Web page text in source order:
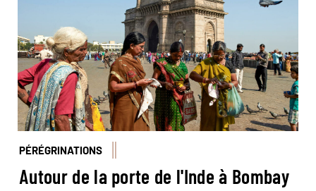
PÉRÉGRINATIONS
Autour de la porte de l'Inde à Bombay